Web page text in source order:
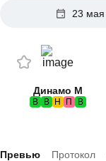
23 мая
Динамо М
В В Н П В
Превью Протокол